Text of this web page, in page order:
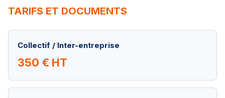
TARIFS ET DOCUMENTS
Collectif / Inter-entreprise
350 € HT